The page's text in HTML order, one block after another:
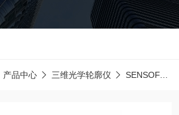
产品中心 三维光学轮廓仪 SENSOFAR 3D光学轮廓仪